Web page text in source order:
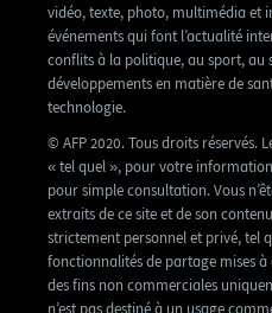
vidéo, texte, photo, multimédia et
événements qui font l’actualité
conflits à la politique, au sport, au
développements en matière de
technologie.
© AFP 2020. Tous droits réservés.
« tel quel », pour votre
pour simple consultation. Vous
extraits de ce site et de son
strictement personnel et privé, tel
fonctionnalités de partage mises à
des fins non commerciales
n’est pas destiné à un usage